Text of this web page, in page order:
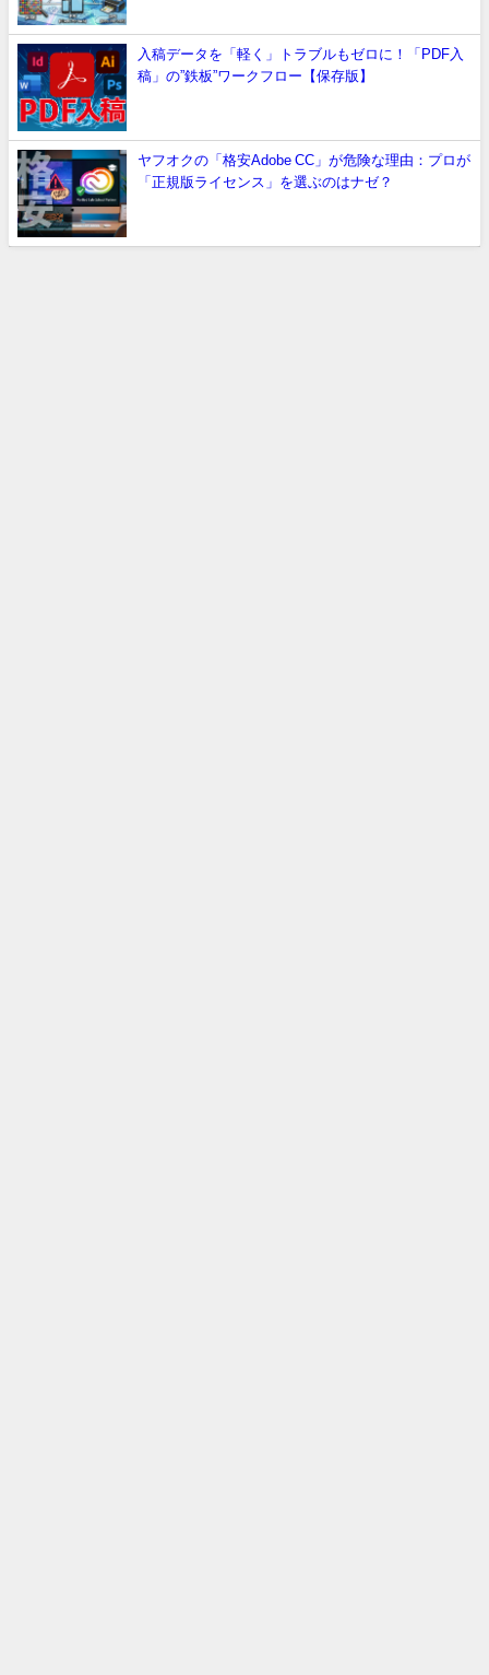
入稿データを「軽く」トラブルもゼロに！「PDF入
稿」の”鉄板”ワークフロー【保存版】
ヤフオクの「格安Adobe CC」が危険な理由：プロが
「正規版ライセンス」を選ぶのはナゼ？